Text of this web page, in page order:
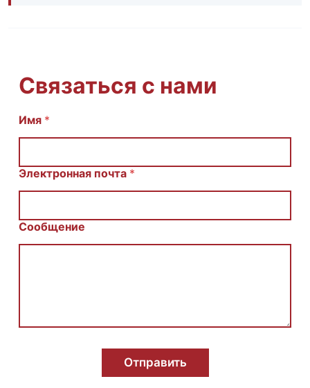
Связаться с нами
И
m
С
е
Имя *
Электронная почта *
Сообщение
Отправить